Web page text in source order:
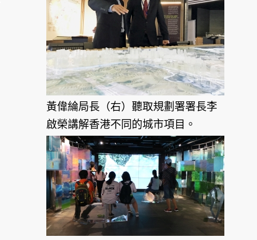
黃偉綸局長（右）聽取規劃署署長李
啟榮講解香港不同的城市項目。